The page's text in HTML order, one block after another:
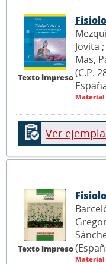
Texto impreso
Jovita
Mas,
(C.P.
Material
Ver
Texto impreso
Material